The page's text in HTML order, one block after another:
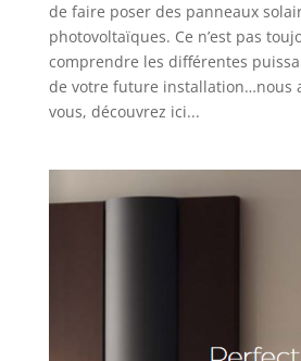
de faire poser des panneaux
photovoltaïques. Ce n’est pas
comprendre les différentes
de votre future installation…nous
vous, découvrez ici...